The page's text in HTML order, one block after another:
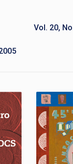
Vol. 20,